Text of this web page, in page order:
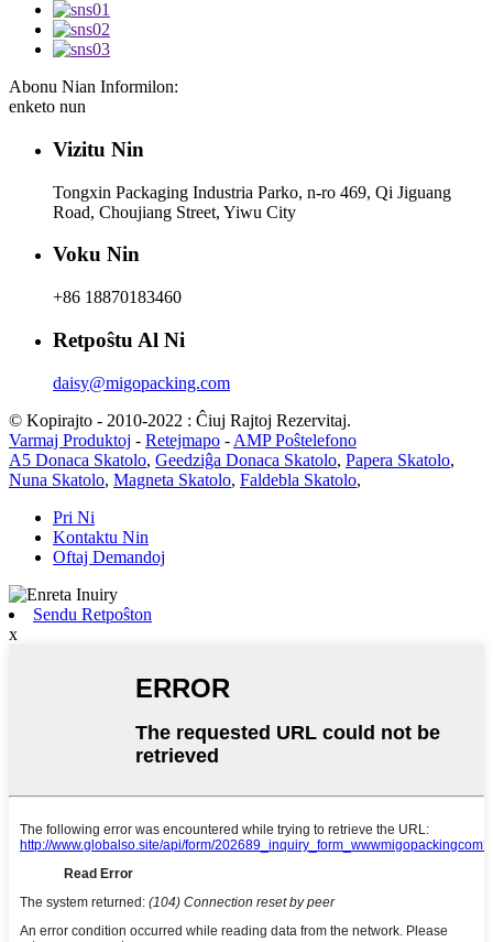
Abonu Nian Informilon:
enketo nun
Vizitu Nin
Tongxin Packaging Industria Parko, n-ro 469, Qi Jiguang
Road, Choujiang Street, Yiwu City
Voku Nin
+86 18870183460
Retpoŝtu Al Ni
daisy@migopacking.com
© Kopirajto - 2010-2022 : Ĉiuj Rajtoj Rezervitaj.
Varmaj Produktoj - Retejmapo - AMP Poŝtelefono
A5 Donaca Skatolo, Geedziĝa Donaca Skatolo, Papera Skatolo,
Nuna Skatolo, Magneta Skatolo, Faldebla Skatolo,
Pri Ni
Kontaktu Nin
Oftaj Demandoj
Sendu Retpoŝton
x